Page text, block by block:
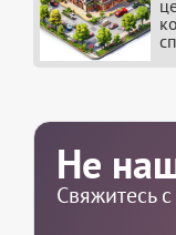
Не
Свяжитесь